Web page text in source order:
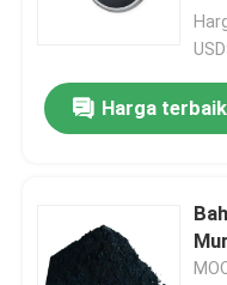
Harga terbaik